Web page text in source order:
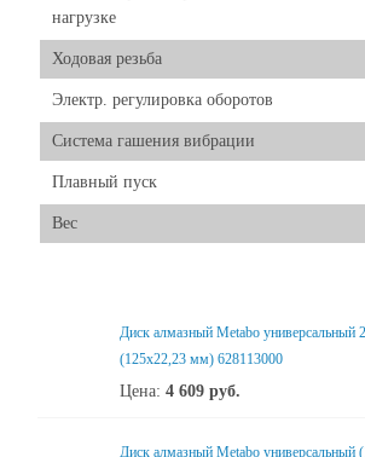
нагрузке
Ходовая резьба
Электр. регулировка оборотов
Система гашения вибрации
Плавный пуск
Вес
Диск алмазный Metabo универсальный
(125x22,23 мм) 628113000
Цена: 4 609 руб.
Диск алмазный Metabo универсальный